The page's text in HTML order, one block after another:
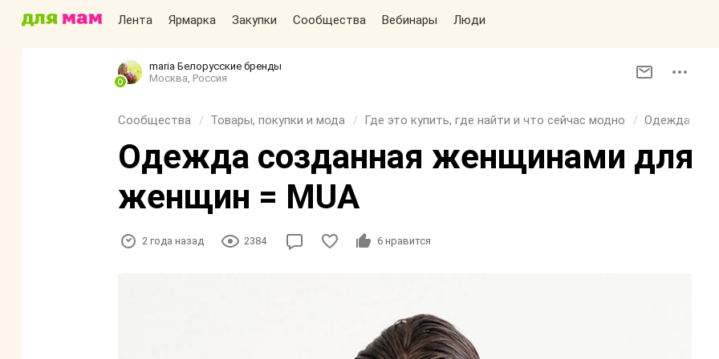
Лента Ярмарка Закупки Сообщества Вебинары Люди
maria Белорусские бренды
Москва, Россия
Сообщества Товары, покупки и мода Где это купить, где найти и что сейчас модно Одежда для
Одежда созданная женщинами для
женщин = MUA
2 года назад 2384 6 нравится